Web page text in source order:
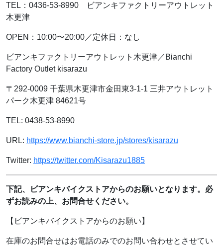
TEL：0436-53-8990 ビアンキファクトリーアウトレット
木更津
OPEN：10:00〜20:00／定休日：なし
ビアンキファクトリーアウトレット木更津／Bianchi
Factory Outlet kisarazu
〒292-0009 千葉県木更津市金田東3-1-1 三井アウトレット
パーク木更津 84621号
TEL: 0438-53-8990
URL: https://www.bianchi-store.jp/stores/kisarazu
Twitter: https://twitter.com/Kisarazu1885
下記、ビアンキバイクストアからのお願いとなります。必
ずお読みの上、お問合せください。
【ビアンキバイクストアからのお願い】
在庫のお問合せはお電話のみでのお問い合わせとさせてい